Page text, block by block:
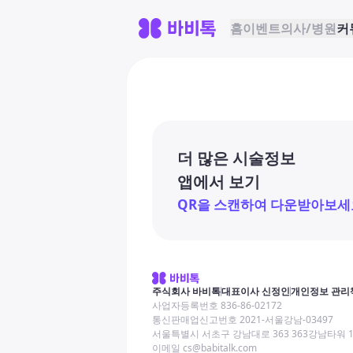
홈이벤트의사/병원커
더 많은 시술정보
앱에서 보기
QR을 스캔하여 다운받아보세
주식회사 바비톡대표이사 신정인개인정보 관리
사업자등록번호 836-86-02172
통신판매업신고번호 2021-서울강남-03497
서울특별시 서초구 강남대로 363 363강남타워
이메일 cs@babitalk.com